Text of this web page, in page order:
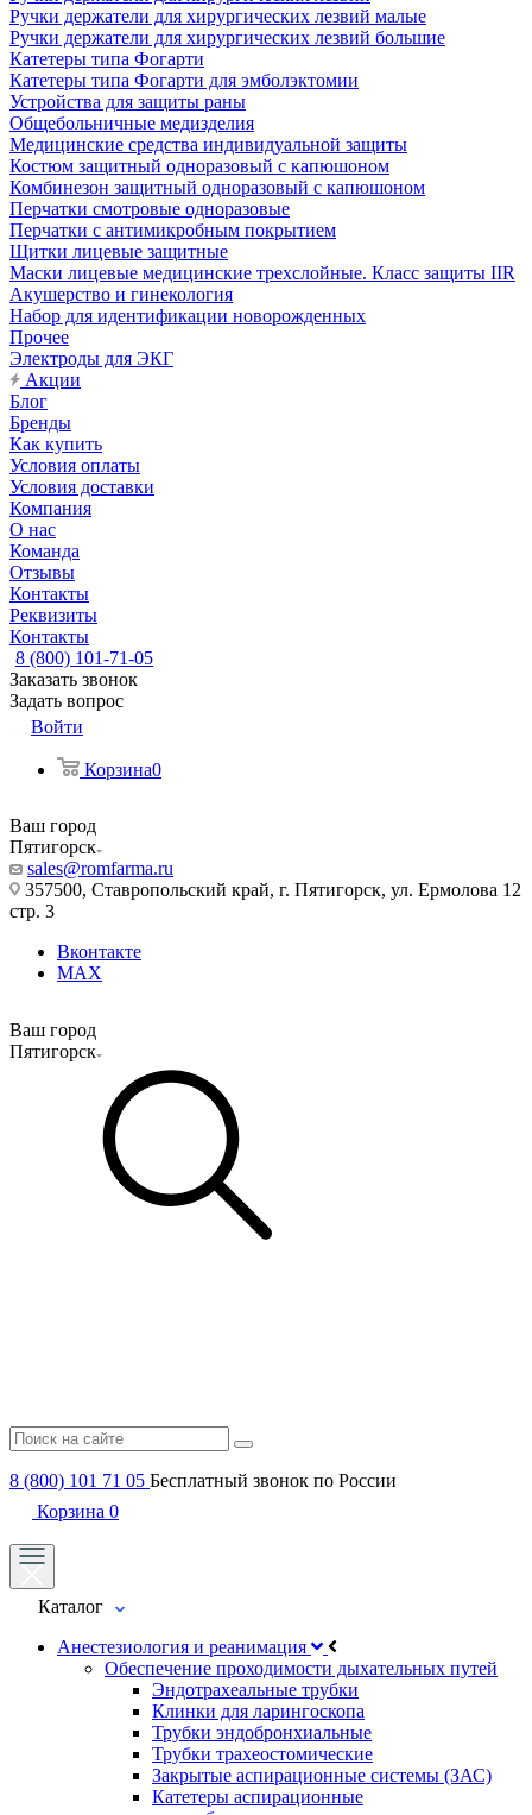
Ручки держатели для хирургических лезвий малые
Ручки держатели для хирургических лезвий большие
Катетеры типа Фогарти
Катетеры типа Фогарти для эмболэктомии
Устройства для защиты раны
Общебольничные медизделия
Медицинские средства индивидуальной защиты
Костюм защитный одноразовый с капюшоном
Комбинезон защитный одноразовый с капюшоном
Перчатки смотровые одноразовые
Перчатки с антимикробным покрытием
Щитки лицевые защитные
Маски лицевые медицинские трехслойные. Класс защиты IIR
Акушерство и гинекология
Набор для идентификации новорожденных
Прочее
Электроды для ЭКГ
Акции
Блог
Бренды
Как купить
Условия оплаты
Условия доставки
Компания
О нас
Команда
Отзывы
Контакты
Реквизиты
Контакты
8 (800) 101-71-05
Заказать звонок
Задать вопрос
Войти
Корзина0
Ваш город
Пятигорск
sales@romfarma.ru
357500, Ставропольский край, г. Пятигорск, ул. Ермолова 12
стр. 3
Вконтакте
MAX
Ваш город
Пятигорск
8 (800) 101 71 05 Бесплатный звонок по России
Корзина 0
Каталог
Анестезиология и реанимация
Обеспечение проходимости дыхательных путей
Эндотрахеальные трубки
Клинки для ларингоскопа
Трубки эндобронхиальные
Трубки трахеостомические
Закрытые аспирационные системы (ЗАС)
Катетеры аспирационные